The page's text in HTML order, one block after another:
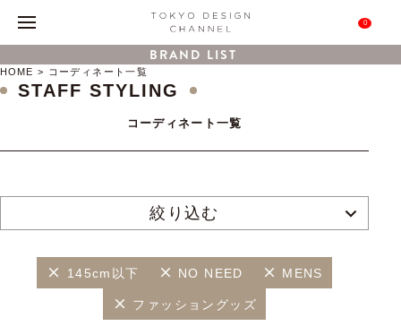
0
BRAND LIST
HOME コーディネート一覧
STAFF STYLING
コーディネート一覧
絞り込む
145cm以下 NO NEED MENS
ファッショングッズ